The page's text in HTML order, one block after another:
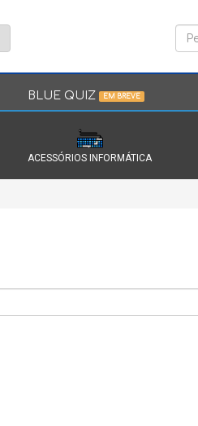
BLUE QUIZ EM BREVE
ACESSÓRIOS INFORMÁTICA